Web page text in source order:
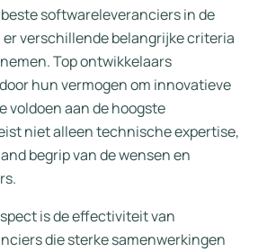
softwareleveranciers in de
verschillende belangrijke criteria
Top ontwikkelaars
hun vermogen om innovatieve
voldoen aan de hoogste
niet alleen technische expertise,
begrip van de wensen en
is de effectiviteit van
die sterke samenwerkingen